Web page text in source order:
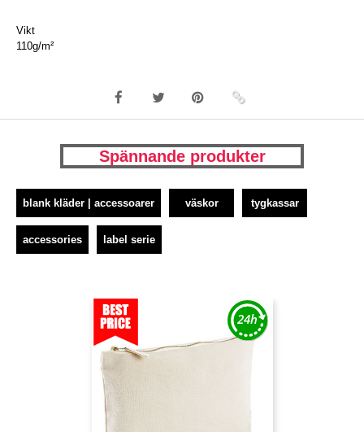
Vikt
110g/m²
Spännande produkter
blank kläder | accessoarer väskor tygkassar
accessories label serie